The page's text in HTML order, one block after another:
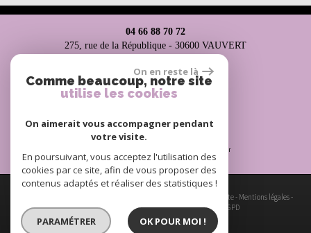
04 66 88 70 72
275, rue de la République - 30600 VAUVERT
Espace propriétaires
Plan du site- Mentions légales-
Nos honoraires-Partenaires-Admin Toutes nos annonces-Politique RGPD
On en reste là
Comme beaucoup, notre site
utilise les cookies
On aimerait vous accompagner pendant
votre visite.
En poursuivant, vous acceptez l'utilisation des
cookies par ce site, afin de vous proposer des
contenus adaptés et réaliser des statistiques !
PARAMÉTRER OK POUR MOI !